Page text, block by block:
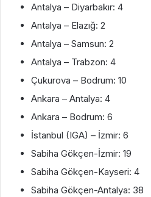
Antalya – Diyarbakır: 4
Antalya – Elazığ: 2
Antalya – Samsun: 2
Antalya – Trabzon: 4
Çukurova – Bodrum: 10
Ankara – Antalya: 4
Ankara – Bodrum: 6
İstanbul (IGA) – İzmir: 6
Sabiha Gökçen-İzmir: 19
Sabiha Gökçen-Kayseri: 4
Sabiha Gökçen-Antalya: 38